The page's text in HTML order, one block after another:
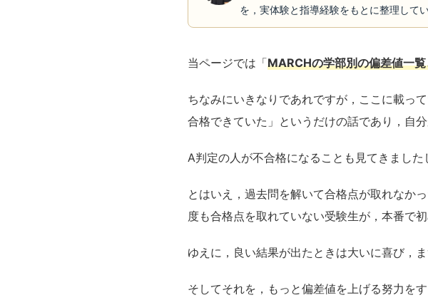
を，実体験と指導経験をもとに整理してい
当ページでは「MARCHの学部別の偏差値一
ちなみにいきなりであれですが，ここに載っ
合格できていた」というだけの話であり，自
A判定の人が不合格になることも見てきました
とはいえ，過去問を解いて合格点が取れなか
度も合格点を取れていない受験生が，本番で
ゆえに，良い結果が出たときは大いに喜び，
そしてそれを，もっと偏差値を上げる努力を